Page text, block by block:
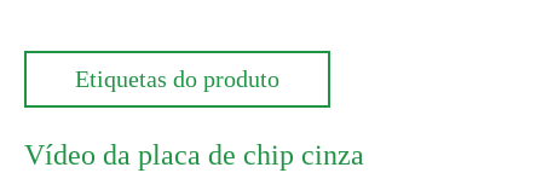
Etiquetas do produto
Vídeo da placa de chip cinza